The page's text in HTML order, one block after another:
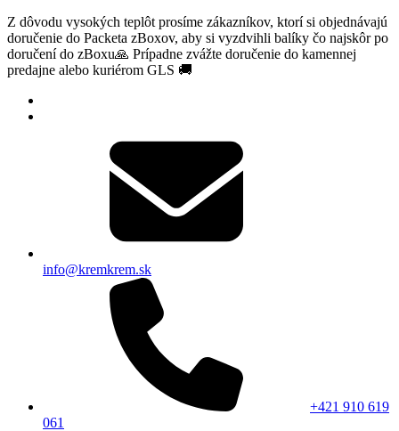
Z dôvodu vysokých teplôt prosíme zákazníkov, ktorí si objednávajú
doručenie do Packeta zBoxov, aby si vyzdvihli balíky čo najskôr po
doručení do zBoxu🙏 Prípadne zvážte doručenie do kamennej
predajne alebo kuriérom GLS 🚚
info@kremkrem.sk
+421 910 619
061